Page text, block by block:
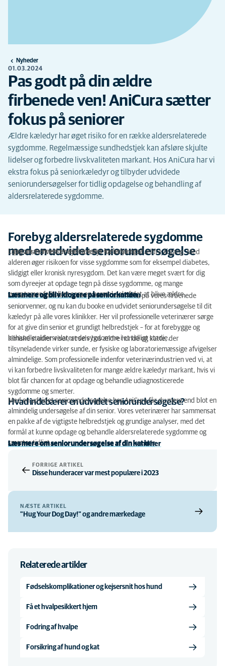
Nyheder
01.03.2024
Pas godt på din ældre
firbenede ven! AniCura sætter
fokus på seniorer
Ældre kæledyr har øget risiko for en række aldersrelaterede
sygdomme. Regelmæssige sundhedstjek kan afsløre skjulte
lidelser og forbedre livskvaliteten markant. Hos AniCura har vi
ekstra fokus på seniorkæledyr og tilbyder udvidede
seniorundersøgelser for tidlig opdagelse og behandling af
aldersrelaterede sygdomme.
Forebyg aldersrelaterede sygdomme
med en udvidet seniorundersøgelse
Ligesom mennesker ældes vores kæledyr også.
I dag anses hvert tredje kæledyr for at være af ældre årgang. Med
alderen øger risikoen for visse sygdomme som for eksempel diabetes,
slidgigt eller kronisk nyresygdom. Det kan være meget svært for dig
som dyreejer at opdage tegn på disse sygdomme, og mange
symptomer fejltolkes som en normal del af det at blive ældre.
Læs mere og bliv klogere på seniorkatten
Læs mere og bliv klogere på seniorhunden
Derfor har vi hos AniCura et ekstra stort fokus på vores firbenede
seniorvenner, og nu kan du booke en udvidet seniorundersøgelse til dit
kæledyr på alle vores klinikker. Her vil professionelle veterinærer sørge
for at give din senior et grundigt helbredstjek – for at forebygge og
behandle aldersrelaterede sygdomme i et tidligt stadie.
Kliniske studier viser, at selv hos ældre hunde og katte, der
tilsyneladende virker sunde, er fysiske og laboratoriemæssige afvigelser
almindelige. Som professionelle indenfor veterinærindustrien ved vi, at
vi kan forbedre livskvaliteten for mange ældre kæledyr markant, hvis vi
blot får chancen for at opdage og behandle udiagnosticerede
sygdomme og smerter.
Hvad indebærer en udvidet seniorundersøgelse?
Med en udvidet seniorundersøgelse hos AniCura får du mere end blot en
almindelig undersøgelse af din senior. Vores veterinærer har sammensat
en pakke af de vigtigste helbredstjek og grundige analyser, med det
formål at kunne opdage og behandle aldersrelaterede sygdomme og
smerter tidligt.
Læs mere om seniorundersøgelse af din kat her
Læs mere om seniorundersøgelse af din hund her
FORRIGE ARTIKEL
Disse hunderacer var mest populære i 2023
NÆSTE ARTIKEL
"Hug Your Dog Day!" og andre mærkedage
Relaterede artikler
Fødselskomplikationer og kejsersnit hos hund
Få et hvalpesikkert hjem
Fodring af hvalpe
Forsikring af hund og kat